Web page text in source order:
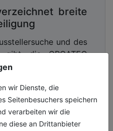
wir Dienste, die
Seitenbesuchers speichern
verarbeiten wir die
diese an Drittanbieter
breite
und des
gibt die ORGATEC
in die kommende
Minuten